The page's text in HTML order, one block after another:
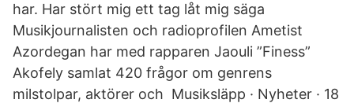
har. Har stört mig ett tag låt mig säga
Musikjournalisten och radioprofilen Ametist
Azordegan har med rapparen Jaouli ”Finess”
Akofely samlat 420 frågor om genrens
milstolpar, aktörer och Musiksläpp · Nyheter · 18